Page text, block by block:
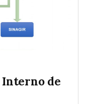
Interno de